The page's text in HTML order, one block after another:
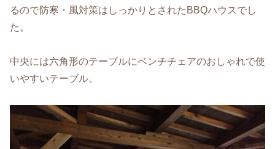
るので防寒・風対策はしっかりとされたBBQハウスでし
た。
中央には六角形のテーブルにベンチチェアのおしゃれで使
いやすいテーブル。